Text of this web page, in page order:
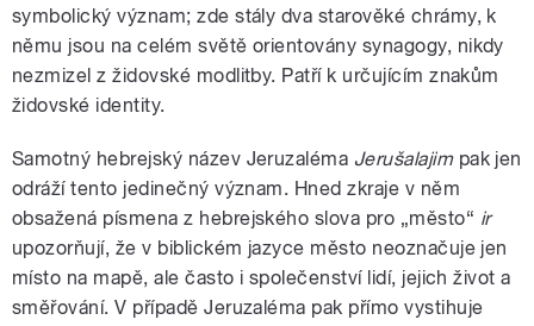
symbolický význam; zde stály dva starověké chrámy, k
němu jsou na celém světě orientovány synagogy, nikdy
nezmizel z židovské modlitby. Patří k určujícím znakům
židovské identity.
Samotný hebrejský název Jeruzaléma Jerušalajimpak jen
odráží tento jedinečný význam. Hned zkraje v něm
obsažená písmena z hebrejského slova pro „město“ ir
upozorňují, že v biblickém jazyce město neoznačuje jen
místo na mapě, ale často i společenství lidí, jejich život a
směřování. V případě Jeruzaléma pak přímo vystihuje